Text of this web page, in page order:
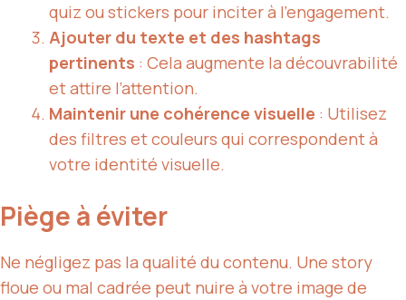
quiz ou stickers pour inciter à l’engagement.
Ajouter du texte et des hashtags
pertinents : Cela augmente la découvrabilité
et attire l’attention.
Maintenir une cohérence visuelle : Utilisez
des filtres et couleurs qui correspondent à
votre identité visuelle.
Piège à éviter
Ne négligez pas la qualité du contenu. Une story
floue ou mal cadrée peut nuire à votre image de